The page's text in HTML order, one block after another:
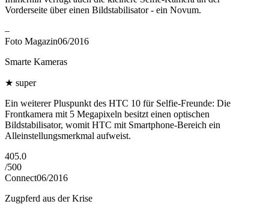
Vorderseite über einen Bildstabilisator - ein Novum.
–
Foto Magazin06/2016
Smarte Kameras
★ super
Ein weiterer Pluspunkt des HTC 10 für Selfie-Freunde: Die
Frontkamera mit 5 Megapixeln besitzt einen optischen
Bildstabilisator, womit HTC mit Smartphone-Bereich ein
Alleinstellungsmerkmal aufweist.
405.0
/500
Connect06/2016
Zugpferd aus der Krise